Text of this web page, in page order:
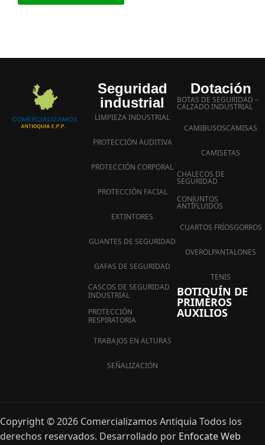
Seguridad
industrial
LIMPIEZA INDUSTRIAL
PROTECCIÓN AUDITIVA
PROTECCIÓN CORPORAL
PROTECCIÓN FACIAL
EXTINTORES
GUANTES DE SEGURIDAD
GAFAS DE SEGURIDAD
CASCOS DE SEGURIDAD
INDUSTRIAL
PROTECCIÓN
RESPIRATORIA
TRABAJOS EN ALTURAS
SEÑALIZACIÓN
Dotación
BOTAS DE SEGURIDAD –
CALZADO INDUSTRIAL
CAMIBUSOSCAMISAS
CAMISETAS
CHALECOS DE
SEGURIDAD
CONJUNTOS
ANTIFLUIDOS
CUARTOS FRÍOSGORROS
OVEROLPANTALONES
TENIS
BOTIQUÍN DE
PRIMEROS
AUXILIOS
Copyright © 2026 Comercializamos Antiquia Todos los
derechos reservados. Desarrollado por Enfocate Web